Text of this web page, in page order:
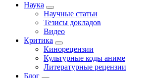
Наука
Научные статьи
Тезисы докладов
Видео
Критика
Кинорецензии
Культурные коды аниме
Литературные рецензии
Блог